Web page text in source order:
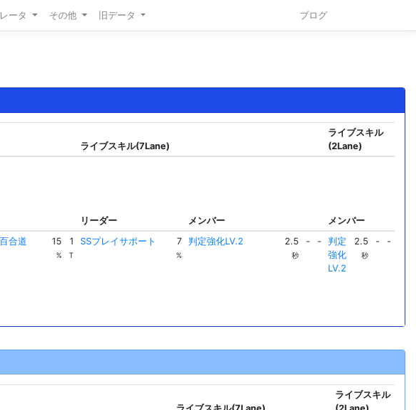
ータ その他 旧データ ブログ
ライブスキル(7Lane)
ライブスキル
(2Lane)
リーダー メンバー
メンバー
合道 15
%
1
T
SSプレイサポート 7
%
判定強化LV.2 2.5
秒
- -
判定
強化
LV.2
2.5
秒
- -
ライブスキル